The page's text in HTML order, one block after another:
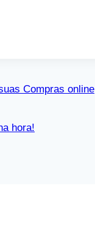
Compras online
hora!